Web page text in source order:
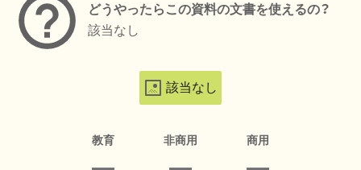
どうやったらこの資料の文書を使えるの？
該当なし
該当なし
教育 非商用 商用